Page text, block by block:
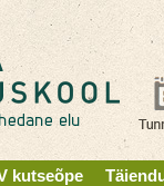
kutseõpe